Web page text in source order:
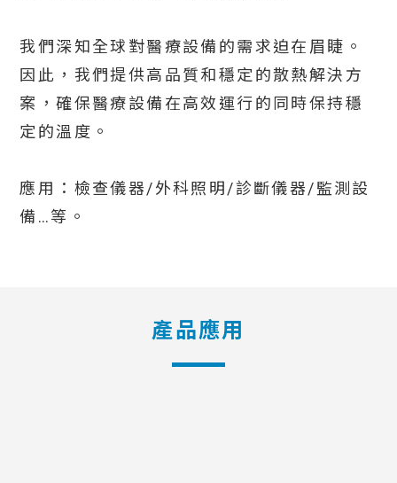
我們深知全球對醫療設備的需求迫在眉睫。
因此，我們提供高品質和穩定的散熱解決方
案，確保醫療設備在高效運行的同時保持穩
定的溫度。
應用：檢查儀器/外科照明/診斷儀器/監測設
備…等。
產品應用